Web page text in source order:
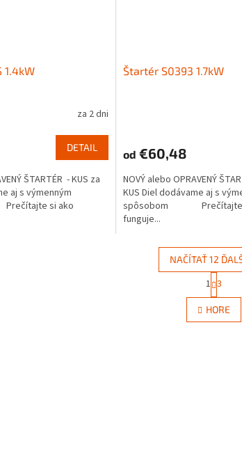
1.4kW
za 2 dni
DETAIL
ŠTARTÉR - KUS za
aj s výmenným
si ako
Štartér S0393 1.7kW
od €60,48
NOVÝ alebo OPRAVENÝ
KUS Diel dodávame aj s
spôsobom Prečítajte
funguje...
O
v
l
NAČÍTAŤ 12
S
t
r
á
n
1 3
HORE